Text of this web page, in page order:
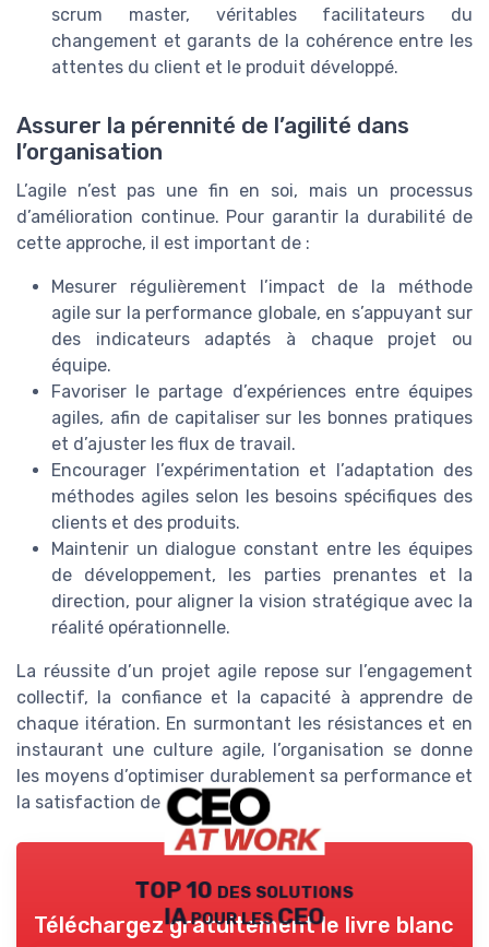
scrum master, véritables facilitateurs du
changement et garants de la cohérence entre les
attentes du client et le produit développé.
Assurer la pérennité de l’agilité dans
l’organisation
L’agile n’est pas une fin en soi, mais un processus
d’amélioration continue. Pour garantir la durabilité de
cette approche, il est important de :
Mesurer régulièrement l’impact de la méthode
agile sur la performance globale, en s’appuyant sur
des indicateurs adaptés à chaque projet ou
équipe.
Favoriser le partage d’expériences entre équipes
agiles, afin de capitaliser sur les bonnes pratiques
et d’ajuster les flux de travail.
Encourager l’expérimentation et l’adaptation des
méthodes agiles selon les besoins spécifiques des
clients et des produits.
Maintenir un dialogue constant entre les équipes
de développement, les parties prenantes et la
direction, pour aligner la vision stratégique avec la
réalité opérationnelle.
La réussite d’un projet agile repose sur l’engagement
collectif, la confiance et la capacité à apprendre de
chaque itération. En surmontant les résistances et en
instaurant une culture agile, l’organisation se donne
les moyens d’optimiser durablement sa performance et
la satisfaction de ses clients.
TOP 10 des solutions
IA pour les CEO
Téléchargez gratuitement le livre blanc